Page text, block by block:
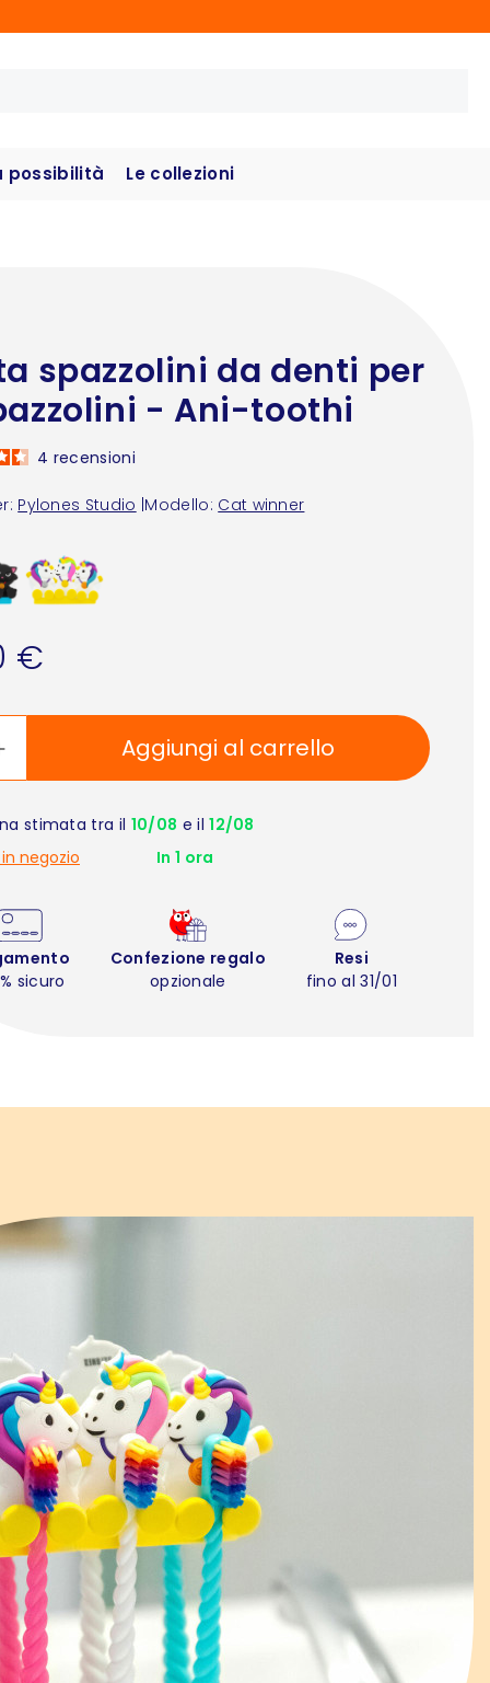
possibilità Le collezioni
spazzolini da denti per
- Ani-toothi
Pylones Studio Modello: Cat winner
4 recensioni
€
Aggiungi al carrello
stimata tra il 10/08 e il12/08
negozio
In 1 ora
sicuro
Confezione regalo
opzionale
Resi
fino al 31/01